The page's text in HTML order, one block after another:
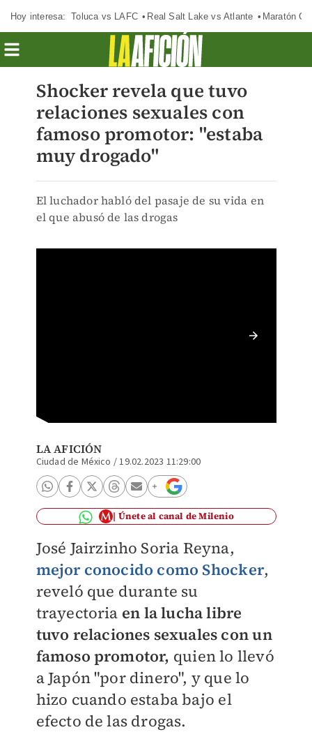
Hoy interesa: Toluca vs LAFC Real Salt Lake vs Atlante Maratón
Shocker revela que tuvo
relaciones sexuales con
famoso promotor: "estaba
muy drogado"
El luchador habló del pasaje de su vida en
el que abusó de las drogas
LA AFICIÓN
Ciudad de México /19.02.2023 11:29:00
Únete al canal de Milenio
José Jairzinho Soria Reyna,
mejor conocido como Shocker,
reveló que durante su
trayectoria en la lucha libre
tuvo relaciones sexuales con un
famoso promotor, quien lo llevó
a Japón "por dinero", y que lo
hizo cuando estaba bajo el
efecto de las drogas.